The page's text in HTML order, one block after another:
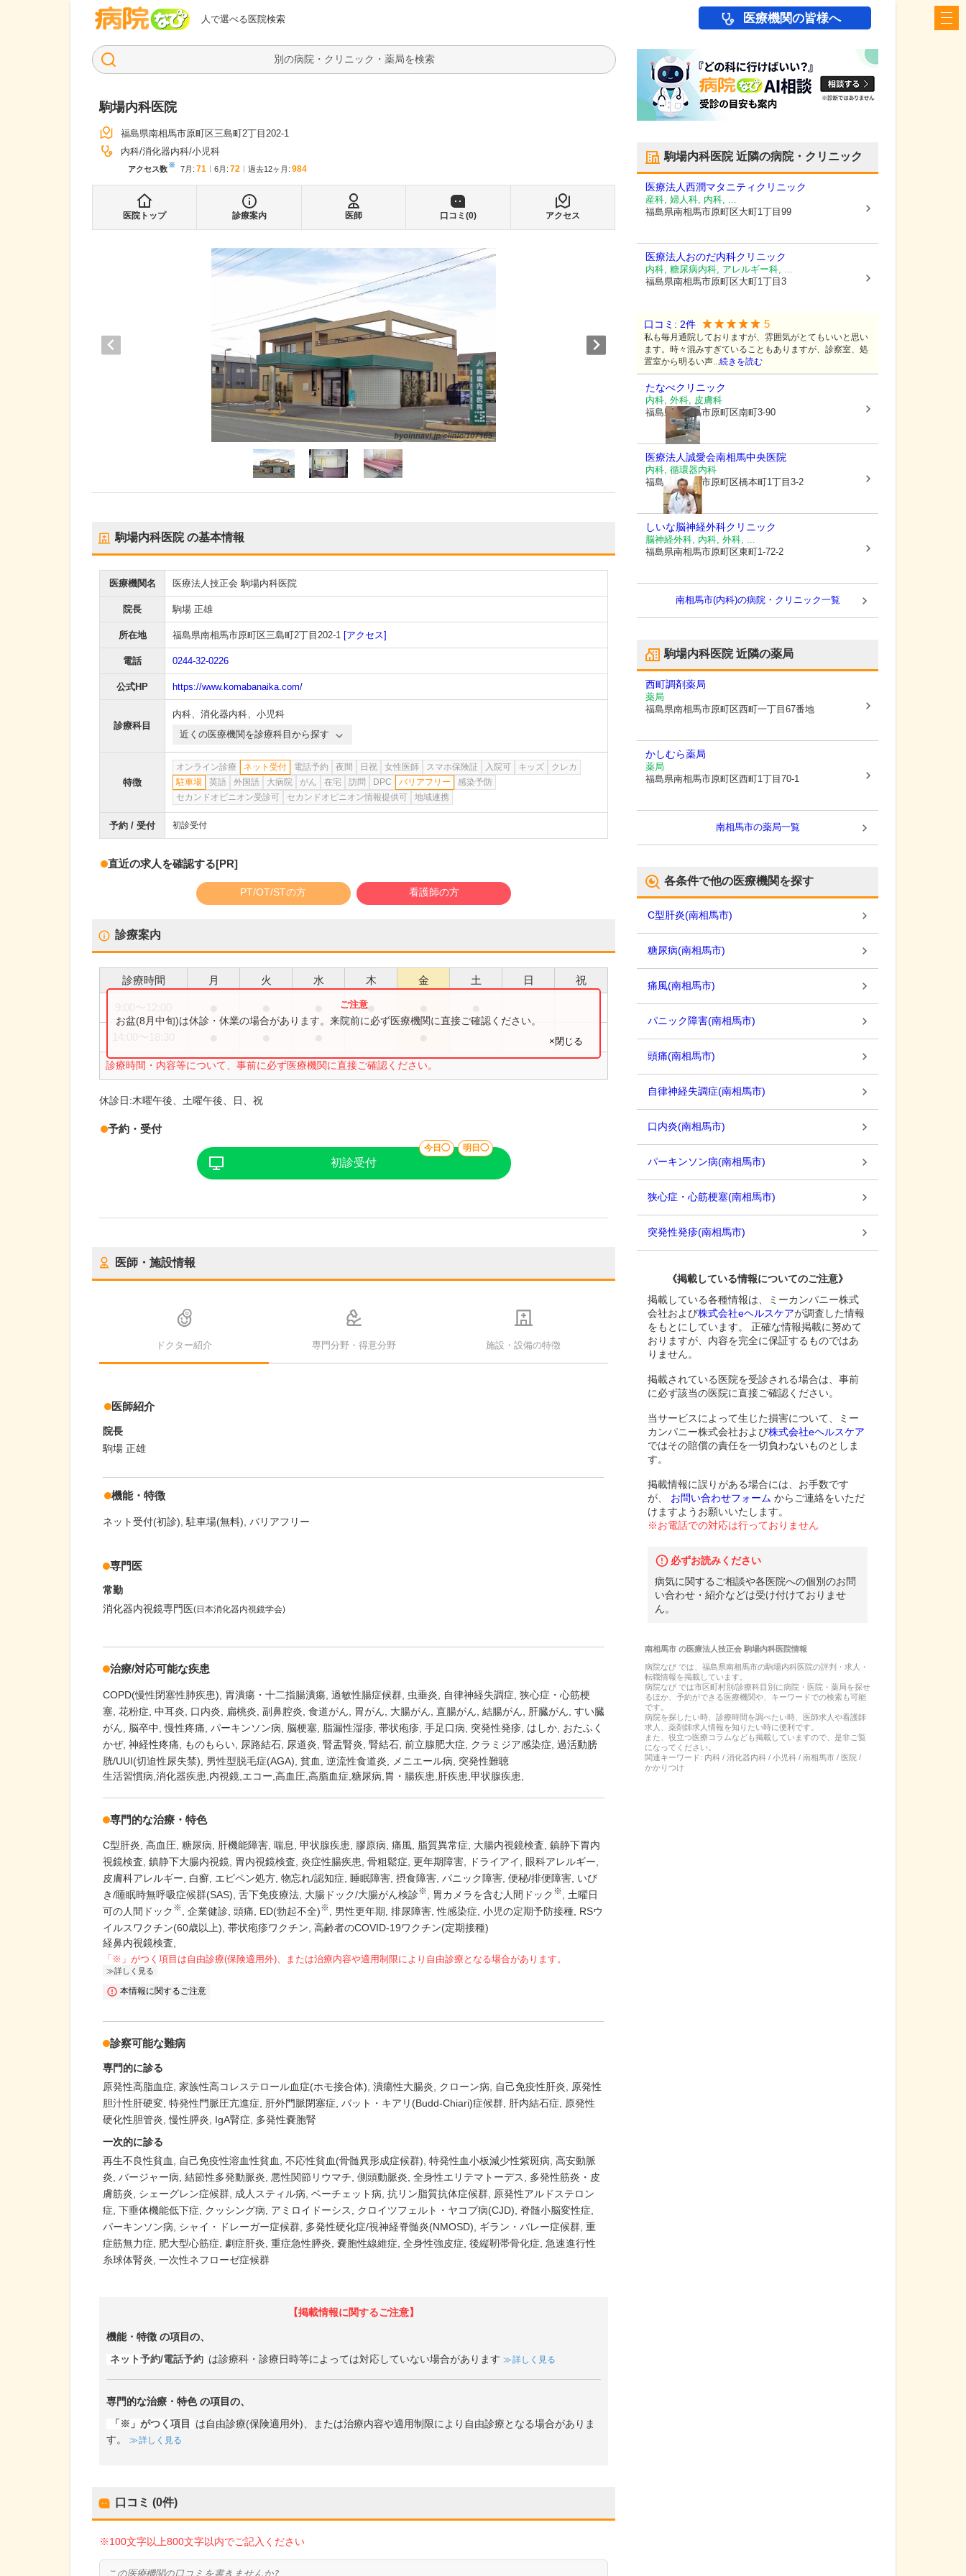
人で選べる医院検索
病院なび 医療機関の皆様へ
検索
駒場内科医院
福島県南相馬市原町区三島町2丁目202-1
内科 消化器内科 小児科
アクセス数※ 7月 : 71 6月 : 72 過去12ヶ月: 984
医院トップ 診療案内 医師 口コミ(0) アクセス
駒場内科医院の基本情報
医療機関名 医療法人技正会 駒場内科医院
院長 駒場 正雄
所在地 福島県南相馬市原町区三島町2丁目202-1 [アクセス]
電話 0244-32-0226
公式HP https://www.komabanaika.com/
診療科目
内科、 消化器内科、 小児科
近くの医療機関を診療科目から探す
特徴
オンライン診療 ネット受付 電話予約 夜間 日祝 女性医師 スマホ保険証 入院可 キッズ
クレカ
駐車場
英語 外国語 大病院 がん 在宅 訪問 DPC バリアフリー
感染予防
セカンドオピニオン受診可
セカンドオピニオン情報提供可 地域連携
予約 / 受付 初診受付
直近の求人を確認する[PR]
PT/OT/STの方 看護師の方
診療案内
診療時間 月 火 水 木 金 土 日 祝
●
診療時間・内容等について、事前に必ず医療機関に直接ご確認ください。
お盆(8月中旬)は休診・休業の場合があります。来院前に必ず医療機関に直接ご確認ください。
×閉じる
休診日:木曜午後、土曜午後、日、祝
予約・受付
初診受付
今日◯ 明日◯
医師・施設情報
ドクター紹介 専門分野・得意分野 施設・設備の特徴
医師紹介
院長
駒場 正雄
機能・特徴
ネット受付(初診) 駐車場(無料) バリアフリー
専門医
常勤
消化器内視鏡専門医(日本消化器内視鏡学会)
治療/対応可能な疾患
COPD(慢性閉塞性肺疾患) 胃潰瘍・十二指腸潰瘍 過敏性腸症候群 虫垂炎 自律神経失調症 狭心症・心筋梗
塞 花粉症 中耳炎 口内炎 扁桃炎 副鼻腔炎 食道がん 胃がん 大腸がん 直腸がん 結腸がん 肝臓がん すい臓
がん
脳卒中 慢性疼痛 パーキンソン病 脳梗塞 脂漏性湿疹 帯状疱疹 手足口病 突発性発疹 はしか おたふく
かぜ 神経性疼痛 ものもらい 尿路結石 尿道炎 腎盂腎炎 腎結石 前立腺肥大症 クラミジア感染症 過活動膀
胱/UUI(切迫性尿失禁)
男性型脱毛症(AGA) 貧血 逆流性食道炎 メニエール病
突発性難聴
生活習慣病,消化器疾患,内視鏡,エコー,高血圧,高脂血症,糖尿病,胃・腸疾患,肝疾患,甲状腺疾患,
専門的な治療・特色
C型肝炎 高血圧 糖尿病 肝機能障害 喘息 甲状腺疾患 膠原病 痛風 脂質異常症 大腸内視鏡検査 鎮静下胃内
視鏡検査 鎮静下大腸内視鏡 胃内視鏡検査 炎症性腸疾患 骨粗鬆症 更年期障害 ドライアイ
眼科アレルギー
皮膚科アレルギー
白癬 エピペン処方 物忘れ/認知症 睡眠障害 摂食障害 パニック障害 便秘/排便障害 いび
き/睡眠時無呼吸症候群(SAS) 舌下免疫療法 大腸ドック/大腸がん検診※ 胃カメラを含む人間ドック ※
土曜日
可の人間ドック ※ 企業健診 頭痛 ED(勃起不全)※ 男性更年期 排尿障害 性感染症 小児の定期予防接種 RSウ
イルスワクチン(60歳以上) 帯状疱疹ワクチン 高齢者のCOVID-19ワクチン(定期接種)
経鼻内視鏡検査,
「※」がつく項目は自由診療(保険適用外)、または治療内容や適用制限により自由診療となる場合があります。
詳しく見る
本情報に関するご注意
診察可能な難病
専門的に診る
原発性高脂血症 家族性高コレステロール血症(ホモ接合体) 潰瘍性大腸炎 クローン病 自己免疫性肝炎
原発性
胆汁性肝硬変 特発性門脈圧亢進症 肝外門脈閉塞症 バット・キアリ(Budd-Chiari)症候群 肝内結石症
原発性
硬化性胆管炎 慢性膵炎 IgA腎症
多発性嚢胞腎
一次的に診る
再生不良性貧血
自己免疫性溶血性貧血 不応性貧血(骨髄異形成症候群) 特発性血小板減少性紫斑病 高安動脈
炎 バージャー病 結節性多発動脈炎 悪性関節リウマチ 側頭動脈炎 全身性エリテマトーデス
多発性筋炎・皮
膚筋炎
シェーグレン症候群 成人スティル病 ベーチェット病 抗リン脂質抗体症候群
原発性アルドステロン
症 下垂体機能低下症 クッシング病 アミロイドーシス クロイツフェルト・ヤコブ病(CJD)
脊髄小脳変性症
パーキンソン病
シャイ・ドレーガー症候群 多発性硬化症/視神経脊髄炎(NMOSD) ギラン・バレー症候群 重
症筋無力症
肥大型心筋症 劇症肝炎 重症急性膵炎 嚢胞性線維症 全身性強皮症 後縦靭帯骨化症 急速進行性
糸球体腎炎 一次性ネフローゼ症候群
【掲載情報に関するご注意】
機能・特徴 の項目の、
ネット予約/電話予約 は診療科・診療日時等によっては対応していない場合があります 詳しく見る
専門的な治療・特色の項目の、
「※」がつく項目
は自由診療(保険適用外)、または治療内容や適用制限により自由診療となる場合がありま
す。
詳しく見る
口コミ (0件)
※100文字以上800文字以内でご記入ください
駒場内科医院近隣の病院・クリニック
医療法人西潤マタニティクリニック
産科, 婦人科, 内科, ...
福島県南相馬市原町区大町1丁目99
医療法人 おのだ内科クリニック
内科, 糖尿病内科, アレルギー科, ...
福島県南相馬市原町区大町1丁目3
口コミ: 2件 5
私も毎月通院しておりますが、雰囲気がとてもいいと思い
ます。時々混みすぎていることもありますが、診察室、処
置室から明るい声...続きを読む
たなべクリニック
内科, 外科, 皮膚科
福島県南相馬市原町区南町3-90
医療法人誠愛会南相馬中央医院
内科, 循環器内科
福島県南相馬市原町区橋本町1丁目3-2
しいな脳神経外科クリニック
脳神経外科, 内科, 外科, ...
福島県南相馬市原町区東町1-72-2
南相馬市(内科)の病院・クリニック一覧
駒場内科医院近隣の薬局
西町調剤薬局
薬局
福島県南相馬市原町区西町一丁目67番地
かしむら薬局
薬局
福島県南相馬市原町区西町1丁目70-1
南相馬市の薬局一覧
各条件で他の医療機関を探す
C型肝炎(南相馬市)
糖尿病(南相馬市)
痛風(南相馬市)
パニック障害(南相馬市)
頭痛(南相馬市)
自律神経失調症(南相馬市)
口内炎(南相馬市)
パーキンソン病(南相馬市)
狭心症・心筋梗塞(南相馬市)
突発性発疹(南相馬市)
《掲載している情報についてのご注意》
掲載している各種情報は、ミーカンパニー株式
会社および株式会社eヘルスケアが調査した情報
をもとにしています。 正確な情報掲載に努めて
おりますが、内容を完全に保証するものではあ
りません。
掲載されている医院を受診される場合は、事前
に必ず該当の医院に直接ご確認ください。
当サービスによって生じた損害について、ミー
カンパニー株式会社および株式会社eヘルスケア
ではその賠償の責任を一切負わないものとしま
す。
掲載情報に誤りがある場合には、お手数です
が、
お問い合わせフォーム からご連絡をいただ
けますようお願いいたします。
※お電話での対応は行っておりません
必ずお読みください
病気に関するご相談や各医院への個別のお問
い合わせ・紹介などは受け付けておりませ
ん。
南相馬市の医療法人技正会 駒場内科医院情報
病院なび では、 福島県南相馬市の駒場内科医院の評判・求人・
転職情報を掲載しています。
病院なび では市区町村別/診療科目別に病院・医院・薬局を探せ
るほか、予約ができる医療機関や、キーワードでの検索も可能
です。
病院を探したい時、診療時間を調べたい時、医師求人や看護師
求人、薬剤師求人情報を知りたい時に便利です。
また、役立つ医療コラムなども掲載していますので、是非ご覧
になってください。
関連キーワード: 内科 / 消化器内科 / 小児科 / 南相馬市 / 医院 /
かかりつけ